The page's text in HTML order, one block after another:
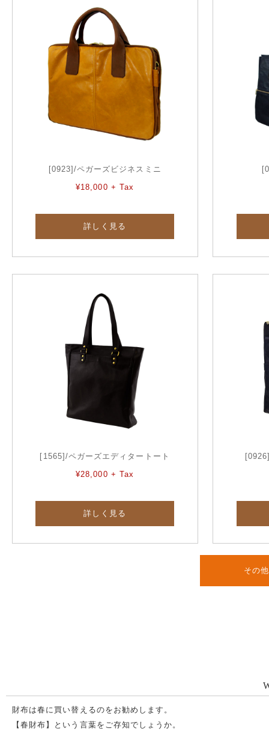
[0923]/ペガーズビジネスミニ
¥18,000 + Tax
詳しく見る
[1565]/ペガーズエディタートート
¥28,000 + Tax
詳しく見る
その
財布は春に買い替えるのをお勧めします。
【春財布】という言葉をご存知でしょうか。